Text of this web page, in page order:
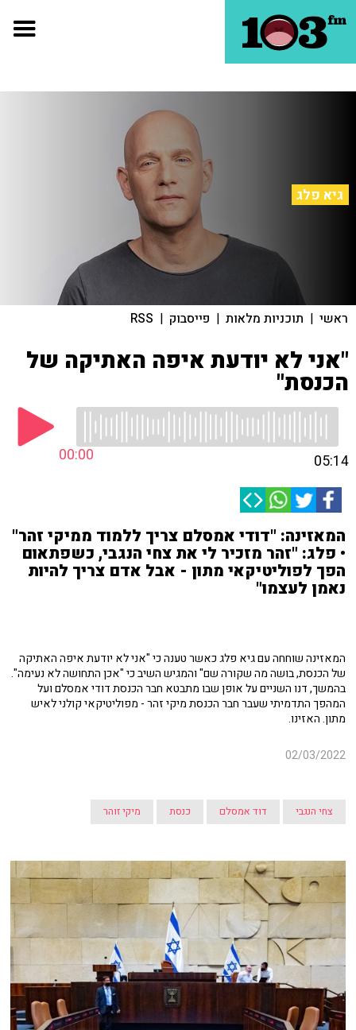
גיא פלג
ראשי | תוכניות מלאות | פייסבוק |
RSS
"אני לא יודעת איפה האתיקה של
הכנסת"
00:00 05:14
המאזינה: "דודי אמסלם צריך ללמוד ממיקי זהר"
• פלג: "זהר מזכיר לי את צחי הנגבי, כשפתאום
הפך לפוליטיקאי מתון - אבל אדם צריך להיות
נאמן לעצמו"
המאזינה שוחחה עם גיא פלג כאשר טענה כי "אני לא יודעת איפה האתיקה
של הכנסת, בושה מה שקורה שם" והמגיש השיב כי "אכן התחושה לא נעימה".
בהמשך, דנו השניים על אופן שבו מתבטא חבר הכנסת דודי אמסלם ועל
המהפך התדמיתי שעבר חבר הכנסת מיקי זהר - מפוליטיקאי קולני לאיש
מתון. האזינו.
02/03/2022
צחי הנגבי דוד אמסלם כנסת מיקי זוהר